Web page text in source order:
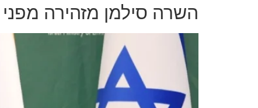
השרה סילמן מזהירה